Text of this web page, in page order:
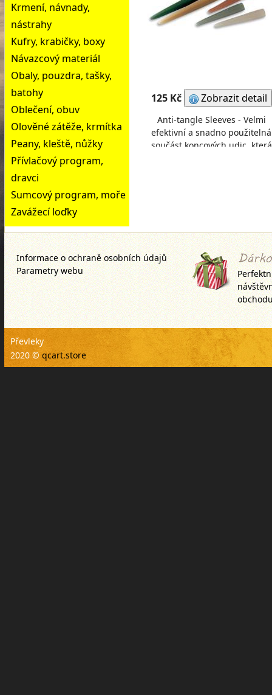
Krmení, návnady,
nástrahy
Kufry, krabičky, boxy
Návazcový materiál
Obaly, pouzdra, tašky,
batohy
Oblečení, obuv
Olověné zátěže, krmítka
Peany, kleště, nůžky
Přívlačový program,
dravci
Sumcový program, moře
Zavážecí loďky
125 Kč Zobrazit detail
Anti-tangle Sleeves - Velmi
efektivní a snadno použitelná
součást koncových udic, která
Informace o ochraně osobních údajů
Parametry webu
Převleky
2020 © qcart.store